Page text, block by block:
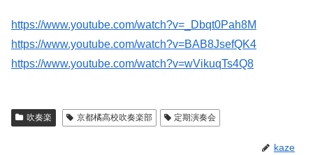
https://www.youtube.com/watch?v=_Dbqt0Pah8M
https://www.youtube.com/watch?v=BAB8JsefQK4
https://www.youtube.com/watch?v=wVikuqTs4Q8
吹奏楽 京都橘高校吹奏楽部 定期演奏会
kaze